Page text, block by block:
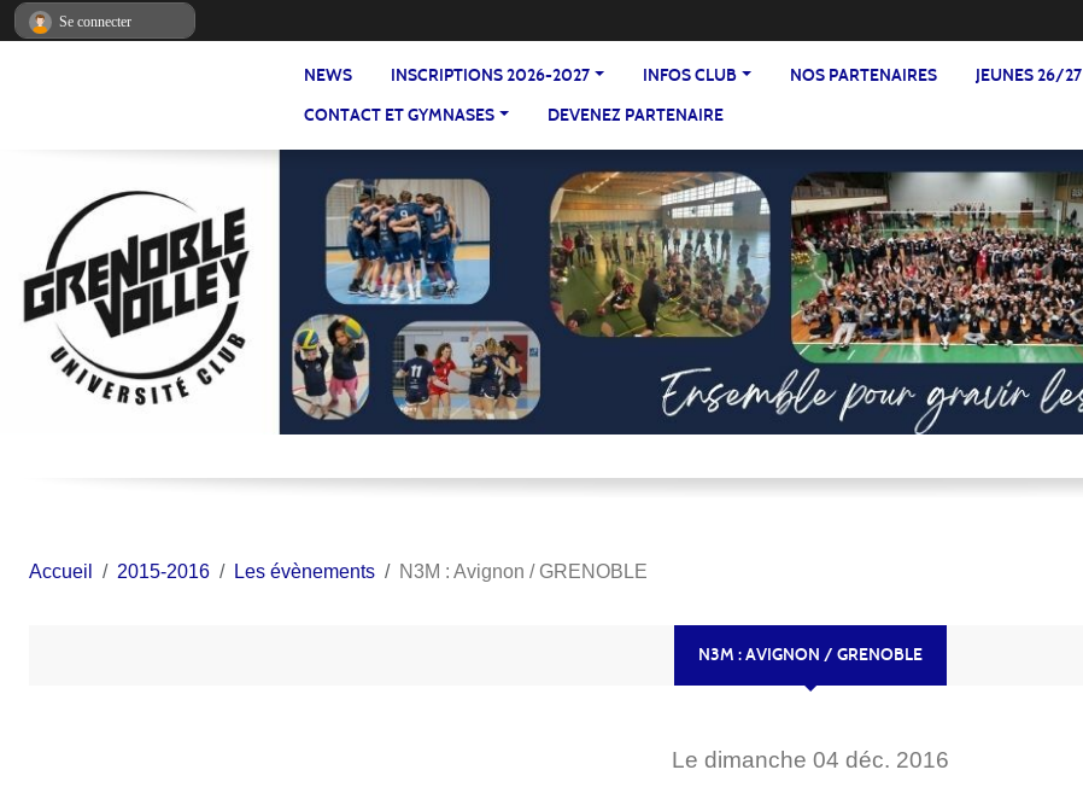
NEWS INSCRIPTIONS 2026-2027 INFOS CLUB NOS PARTENAIRES JEUNES 26/27
CONTACT ET GYMNASES
DEVENEZ PARTENAIRE
Accueil 2015-2016 Les évènements N3M : Avignon / GRENOBLE
N3M : AVIGNON / GRENOBLE
Le dimanche 04 déc. 2016
Se connecter
Panneau de gestion des cookies